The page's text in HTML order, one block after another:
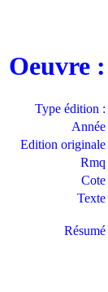
Oeuvre :
Type édition :
Année
Edition originale
Rmq
Cote
Texte
Résumé